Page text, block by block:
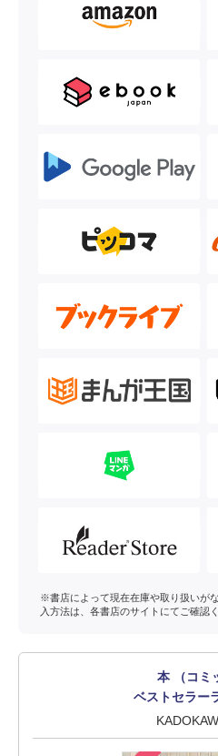
※書店によって現在在庫や取り扱いが
入方法は、各書店のサイトにてご確認
本 （コミ
ベストセラー